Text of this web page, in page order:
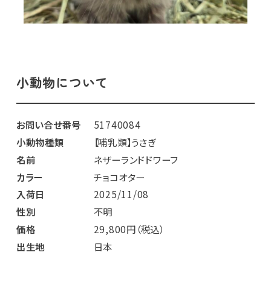
小動物について
お問い合せ番号
51740084
小動物種類
【哺乳類】うさぎ
名前
ネザーランドドワーフ
カラー
チョコオター
入荷日
2025/11/08
性別
不明
価格
29,800円（税込）
出生地
日本